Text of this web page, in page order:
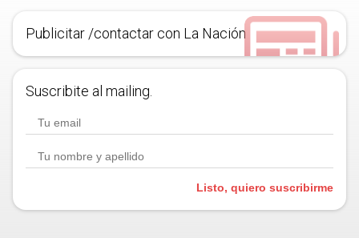
Publicitar /contactar con La Nación
Suscribite al mailing.
Listo, quiero suscribirme